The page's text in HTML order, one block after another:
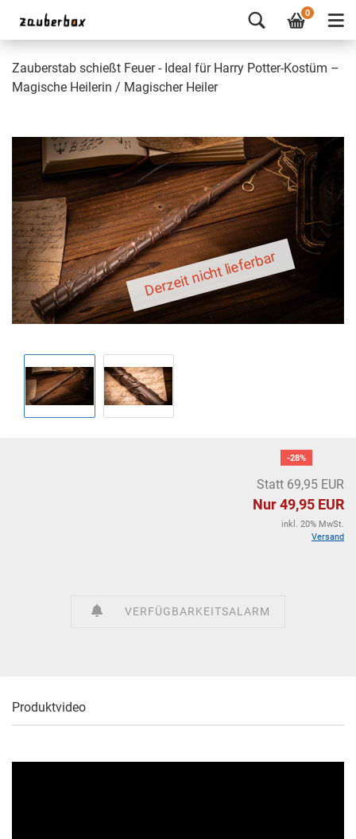
0
Zauberstab schießt Feuer - Ideal für Harry Potter-Kostüm –
Magische Heilerin / Magischer Heiler
Derzeit nicht lieferbar
-28%
Statt 69,95 EUR
Nur 49,95 EUR
inkl. 20% MwSt.
Versand
VERFÜGBARKEITSALARM
Produktvideo